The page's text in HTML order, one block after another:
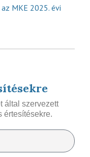
MKE 2025. évi
által szervezett
értesítésekre.